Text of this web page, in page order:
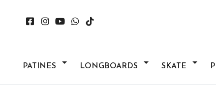
PATINES LONGBOARDS SKATE